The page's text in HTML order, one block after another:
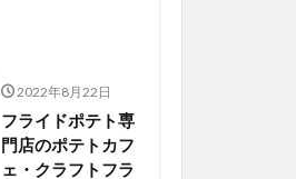
2022年8月22日
フライドポテト専
門店のポテトカフ
ェ・クラフトフラ